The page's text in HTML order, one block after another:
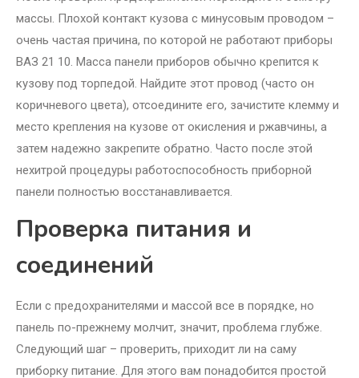
массы. Плохой контакт кузова с минусовым проводом –
очень частая причина, по которой не работают приборы
ВАЗ 21 10. Масса панели приборов обычно крепится к
кузову под торпедой. Найдите этот провод (часто он
коричневого цвета), отсоедините его, зачистите клемму и
место крепления на кузове от окисления и ржавчины, а
затем надежно закрепите обратно. Часто после этой
нехитрой процедуры работоспособность приборной
панели полностью восстанавливается.
Проверка питания и
соединений
Если с предохранителями и массой все в порядке, но
панель по-прежнему молчит, значит, проблема глубже.
Следующий шаг – проверить, приходит ли на саму
приборку питание. Для этого вам понадобится простой